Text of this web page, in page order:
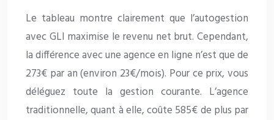
Le tableau montre clairement que l’autogestion
avec GLI maximise le revenu net brut. Cependant,
la différence avec une agence en ligne n’est que de
273€ par an (environ 23€/mois). Pour ce prix, vous
déléguez toute la gestion courante. L’agence
traditionnelle, quant à elle, coûte 585€ de plus par